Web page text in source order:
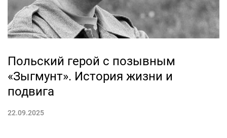
Польский герой с позывным
«Зыгмунт». История жизни и
подвига
22.09.2025